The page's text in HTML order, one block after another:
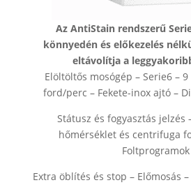
Az AntiStain rendszerű
könnyedén és előkezelés
eltávolítja a
Elöltöltős mosógép – Serie6 – 9
ford/perc – Fekete-inox ajtó –
Státusz és fogyasztás jelzés
hőmérséklet és centrifuga
Foltprogramok
Extra öblítés és stop – Előmosás